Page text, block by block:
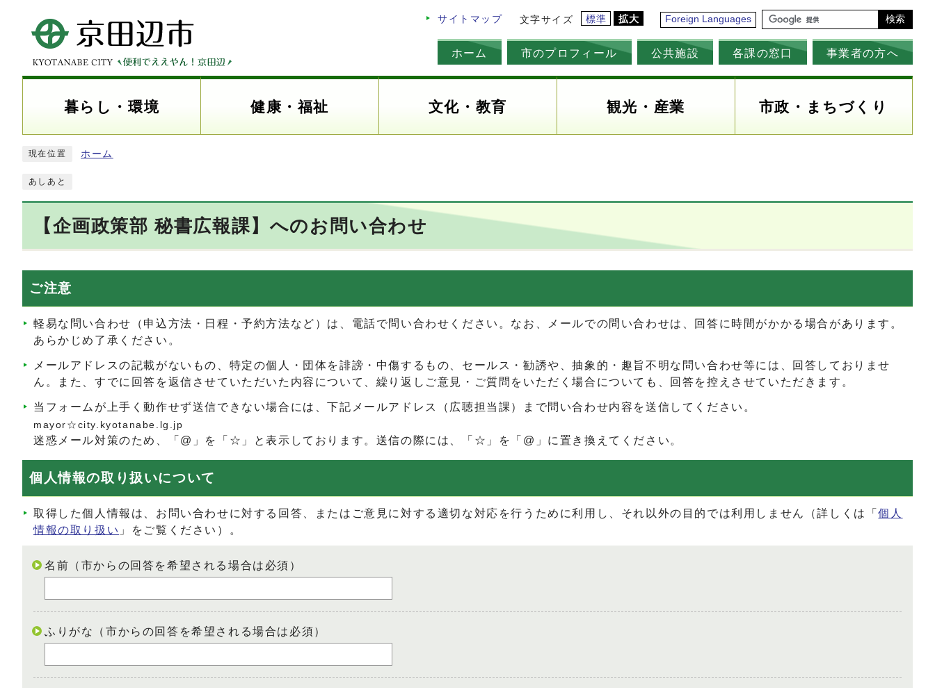
サイトマップ 文字サイズ 標準 拡大 Foreign Languages 検索
ホーム 市のプロフィール 公共施設 各課の窓口 事業者の方へ
暮らし・環境 健康・福祉 文化・教育 観光・産業 市政・まちづくり
現在位置 ホーム
あしあと
【企画政策部 秘書広報課】へのお問い合わせ
ご注意
軽易な問い合わせ（申込方法・日程・予約方法など）は、電話で問い合わせください。なお、メールでの問い合わせは、回答に時間がかかる場合があります。
あらかじめ了承ください。
メールアドレスの記載がないもの、特定の個人・団体を誹謗・中傷するもの、セールス・勧誘や、抽象的・趣旨不明な問い合わせ等には、回答しておりませ
ん。また、すでに回答を返信させていただいた内容について、繰り返しご意見・ご質問をいただく場合についても、回答を控えさせていただきます。
当フォームが上手く動作せず送信できない場合には、下記メールアドレス（広聴担当課）まで問い合わせ内容を送信してください。
mayor☆city.kyotanabe.lg.jp
迷惑メール対策のため、「@」を「☆」と表示しております。送信の際には、「☆」を「@」に置き換えてください。
個人情報の取り扱いについて
取得した個人情報は、お問い合わせに対する回答、またはご意見に対する適切な対応を行うために利用し、それ以外の目的では利用しません（詳しくは「個人
情報の取り扱い 」をご覧ください）。
名前（市からの回答を希望される場合は必須）
ふりがな（市からの回答を希望される場合は必須）